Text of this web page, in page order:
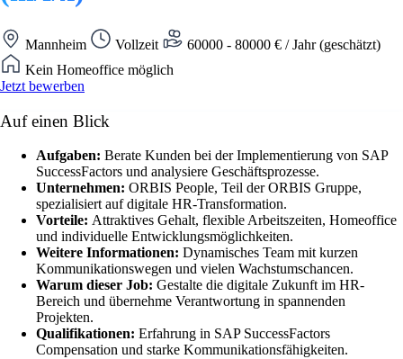
Mannheim Vollzeit
60000 - 80000 € / Jahr (geschätzt)
Kein Homeoffice möglich
Jetzt bewerben
Auf einen Blick
Aufgaben: Berate Kunden bei der Implementierung von SAP
SuccessFactors und analysiere Geschäftsprozesse.
Unternehmen: ORBIS People, Teil der ORBIS Gruppe,
spezialisiert auf digitale HR-Transformation.
Vorteile: Attraktives Gehalt, flexible Arbeitszeiten, Homeoffice
und individuelle Entwicklungsmöglichkeiten.
Weitere Informationen: Dynamisches Team mit kurzen
Kommunikationswegen und vielen Wachstumschancen.
Warum dieser Job: Gestalte die digitale Zukunft im HR-
Bereich und übernehme Verantwortung in spannenden
Projekten.
Qualifikationen: Erfahrung in SAP SuccessFactors
Compensation und starke Kommunikationsfähigkeiten.